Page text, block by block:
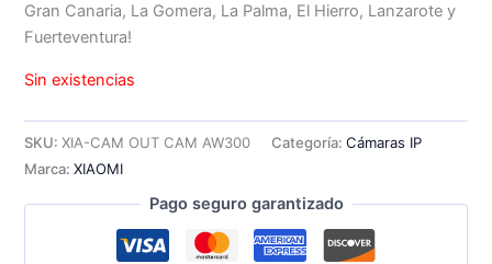
Gran Canaria, La Gomera, La Palma, El Hierro, Lanzarote y
Fuerteventura!
Sin existencias
SKU:XIA-CAM OUT CAM AW300 Categoría:Cámaras IP
Marca:XIAOMI
Pago seguro garantizado